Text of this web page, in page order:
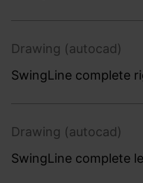
Drawing (autocad)
SwingLine complete
Drawing (autocad)
SwingLine complete